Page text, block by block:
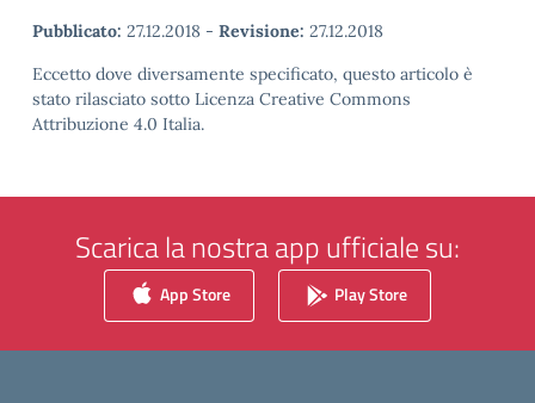
Pubblicato: 27.12.2018 - Revisione: 27.12.2018
Eccetto dove diversamente specificato, questo articolo è
stato rilasciato sotto Licenza Creative Commons
Attribuzione 4.0 Italia.
Scarica la nostra app ufficiale su:
App Store Play Store